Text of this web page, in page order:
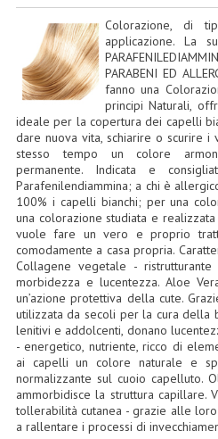
LINEE CORPO
LINEA
LINEA
LINEA
LINEE
OLI
LINEE
SOLARI
LINEE
OLI
Colorazione, di
applicazione. La
PARABENI ED
fanno una
principi Naturali,
ideale per la copertura dei capelli
dare nuova vita, schiarire o scurire
stesso tempo un colore
permanente. Indicata e
Parafenilendiammina; a chi è
100% i capelli bianchi; per una
una colorazione studiata e
vuole fare un vero e proprio
comodamente a casa propria.
Collagene vegetale -
morbidezza e lucentezza. Aloe
un’azione protettiva della cute.
utilizzata da secoli per la cura della
lenitivi e addolcenti, donano
- energetico, nutriente, ricco di
ai capelli un colore naturale e
normalizzante sul cuoio capelluto.
ammorbidisce la struttura capillare.
tollerabilità cutanea - grazie alle
a rallentare i processi di